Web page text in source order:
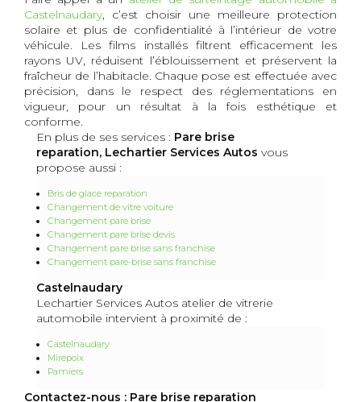
Castelnaudary, c’est choisir une meilleure protection
solaire et plus de confidentialité à l’intérieur de votre
véhicule. Les films installés filtrent efficacement les
rayons UV, réduisent l’éblouissement et préservent la
fraîcheur de l’habitacle. Chaque pose est effectuée avec
précision, dans le respect des réglementations en
vigueur, pour un résultat à la fois esthétique et
conforme.
En plus de ses services : Pare brise
reparation, Lechartier Services Autos vous
propose aussi :
Bris de glace reparation
Changement de vitre voiture
Changement pare brise
Changement pare brise devis
Changement pare brise sans franchise
Changement pare-brise sans franchise
Castelnaudary
Lechartier Services Autos atelier de vitrerie
automobile intervient à proximité de :
Castelnaudary
Mirepoix
Pamiers
Contactez-nous : Pare brise reparation